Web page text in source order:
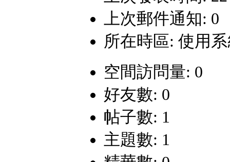
上次郵件通知: 0
所在時區: 使用
空間訪問量: 0
好友數: 0
帖子數: 1
主題數: 1